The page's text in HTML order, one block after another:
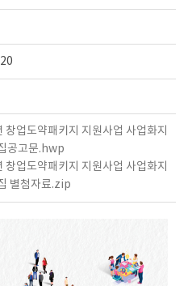
업도약패키지 지원사업 사업화지
공고문.hwp
업도약패키지 지원사업 사업화지
별첨자료.zip